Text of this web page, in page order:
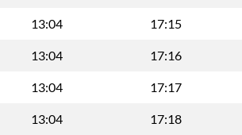
13:04 17:15
13:04 17:16
13:04 17:17
13:04 17:18